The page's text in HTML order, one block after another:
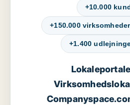
+10.000
+150.000
+1.400